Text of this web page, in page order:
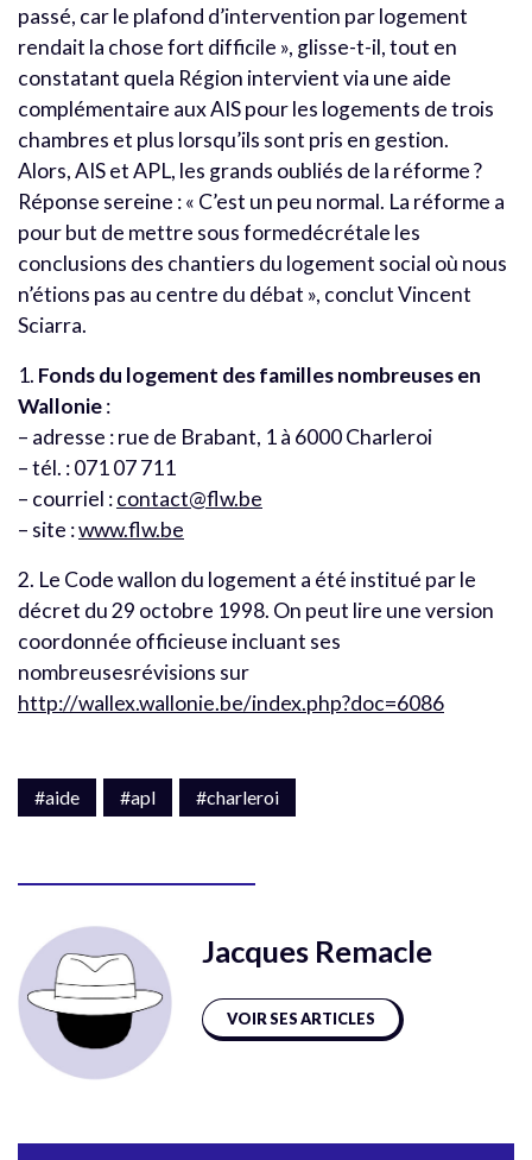
passé, car le plafond d’intervention par logement
rendait la chose fort difficile », glisse-t-il, tout en
constatant quela Région intervient via une aide
complémentaire aux AIS pour les logements de trois
chambres et plus lorsqu’ils sont pris en gestion.
Alors, AIS et APL, les grands oubliés de la réforme ?
Réponse sereine : « C’est un peu normal. La réforme a
pour but de mettre sous formedécrétale les
conclusions des chantiers du logement social où nous
n’étions pas au centre du débat », conclut Vincent
Sciarra.
1. Fonds du logement des familles nombreuses en
Wallonie:
– adresse : rue de Brabant, 1 à 6000 Charleroi
– tél. : 071 07 711
– courriel :contact@flw.be
– site :www.flw.be
2. Le Code wallon du logement a été institué par le
décret du 29 octobre 1998. On peut lire une version
coordonnée officieuse incluant ses
nombreusesrévisions sur
http://wallex.wallonie.be/index.php?doc=6086
#aide #apl #charleroi
Jacques Remacle
VOIR SES ARTICLES